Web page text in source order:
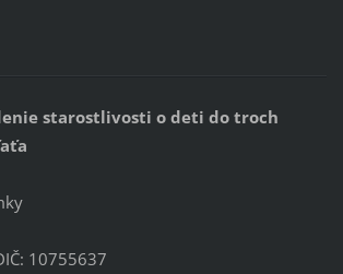
starostlivosti o deti do troch
10755637